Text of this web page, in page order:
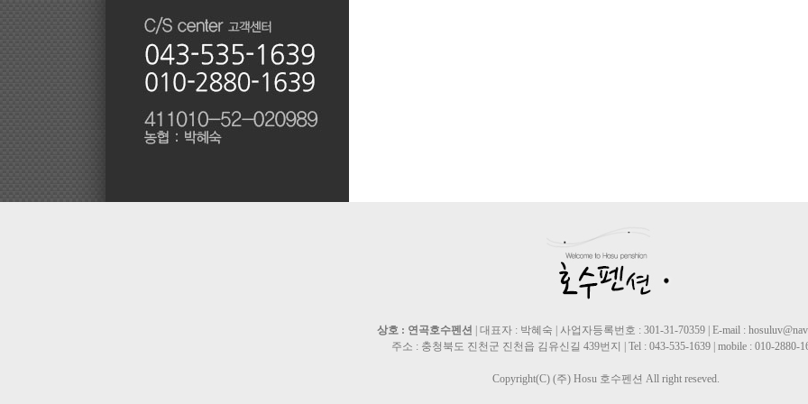
상호 : 연곡호수펜션 | 대표자 : 박혜숙 | 사업자등록번호 : 301-31-70359 | E-mail :
주소 : 충청북도 진천군 진천읍 김유신길 439번지 | Tel : 043-535-1639 | mobile : 010-2880-
Copyright(C) (주) Hosu 호수펜션 All right reseved.